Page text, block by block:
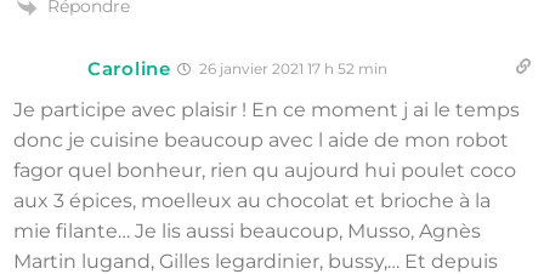
Répondre
Caroline 26 janvier 2021 17 h 52 min
Je participe avec plaisir ! En ce moment j ai le temps
donc je cuisine beaucoup avec l aide de mon robot
fagor quel bonheur, rien qu aujourd hui poulet coco
aux 3 épices, moelleux au chocolat et brioche à la
mie filante… Je lis aussi beaucoup, Musso, Agnès
Martin lugand, Gilles legardinier, bussy,… Et depuis